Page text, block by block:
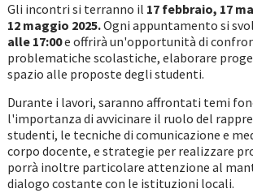
Gli incontri si terranno il 17 febbraio, 17
12 maggio 2025.Ogni appuntamento si
alle 17:00e offrirà un'opportunità di
problematiche scolastiche, elaborare
spazio alle proposte degli studenti.
Durante i lavori, saranno affrontati temi
l'importanza di avvicinare il ruolo del
studenti, le tecniche di comunicazione e
corpo docente, e strategie per realizzare
porrà inoltre particolare attenzione al
dialogo costante con le istituzioni locali.